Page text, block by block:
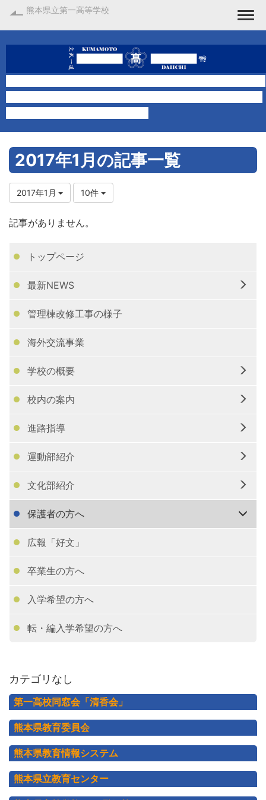
熊本県立第一高等学校
2017年1月の記事一覧
2017年1月 10件
記事がありません。
トップページ
最新NEWS
管理棟改修工事の様子
海外交流事業
学校の概要
校内の案内
進路指導
運動部紹介
文化部紹介
保護者の方へ
広報「好文」
卒業生の方へ
入学希望の方へ
転・編入学希望の方へ
カテゴリなし
第一高校同窓会「清香会」
熊本県教育委員会
熊本県教育情報システム
熊本県立教育センター